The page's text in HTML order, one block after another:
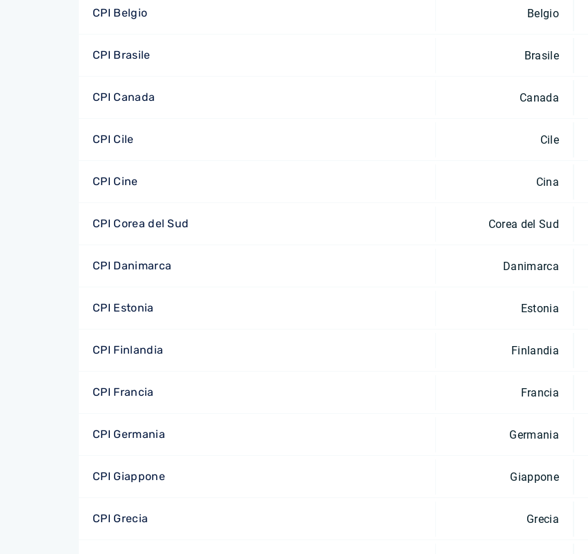
CPI Belgio Belgio
CPI Brasile Brasile
CPI Canada Canada
CPI Cile Cile
CPI Cine Cina
CPI Corea del Sud Corea del Sud
CPI Danimarca Danimarca
CPI Estonia Estonia
CPI Finlandia Finlandia
CPI Francia Francia
CPI Germania Germania
CPI Giappone Giappone
CPI Grecia Grecia